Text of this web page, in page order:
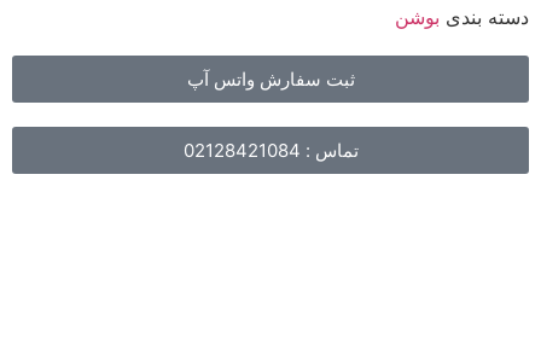
دسته بندی بوشن
ثبت سفارش واتس آپ
تماس : 02128421084